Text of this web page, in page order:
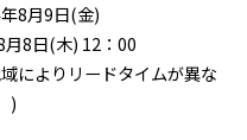
8月9日(金)
8日(木) 12：00
によりリードタイムが異な
)